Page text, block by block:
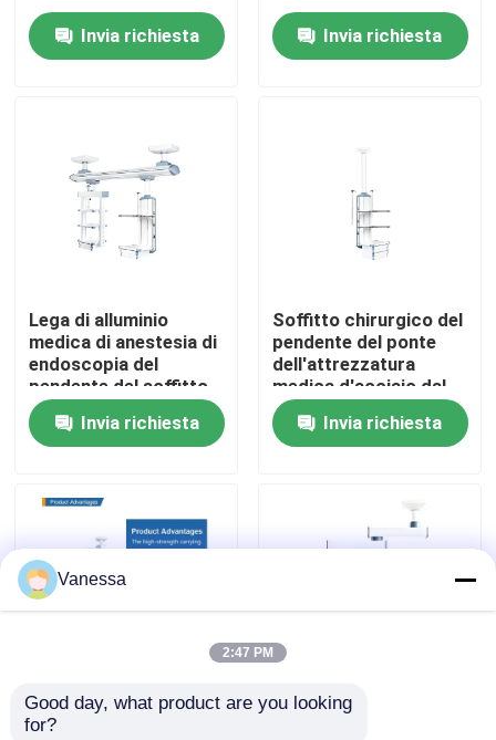
Prodotti
Circa noi
Giro della fabbrica
Controllo di qualità
Contattici
Casi
Sala operatoria modulare
Stanza pulita modulare
Invia richiesta Invia richiesta
Lega di alluminio
medica di anestesia di
endoscopia del
pendente del soffitto
del singolo braccio
Invia richiesta
Soffitto chirurgico del
pendente del ponte
dell'attrezzatura
medica d'acciaio dal
pendente di ICU
Invia richiesta
Pendente del braccio
del segnale di
Pendente medico
Vanessa
2:47 PM
Good day, what product are you looking
for?